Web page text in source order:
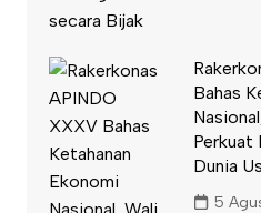
Bahas
Perkuat
Dunia
5